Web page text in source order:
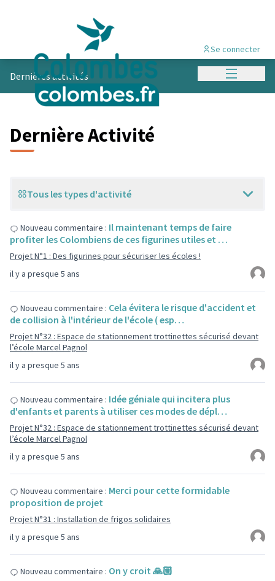
Menu
Se connecter
Dernières activités
Dernière Activité
Tous les types d'activité
il y a presque 5 ans
Nouveau commentaire : Il maintenant temps de faire
profiter les Colombiens de ces figurines utiles et …
Projet N°1 : Des figurines pour sécuriser les écoles !
il y a presque 5 ans
Nouveau commentaire : Cela évitera le risque d'accident et
de collision à l'intérieur de l'école ( esp…
Projet N°32 : Espace de stationnement trottinettes sécurisé devant
l’école Marcel Pagnol
il y a presque 5 ans
Nouveau commentaire : Idée géniale qui incitera plus
d'enfants et parents à utiliser ces modes de dépl…
Projet N°32 : Espace de stationnement trottinettes sécurisé devant
l’école Marcel Pagnol
il y a presque 5 ans
Nouveau commentaire : Merci pour cette formidable
proposition de projet
Projet N°31 : Installation de frigos solidaires
Nouveau commentaire : On y croit 🙏🏼